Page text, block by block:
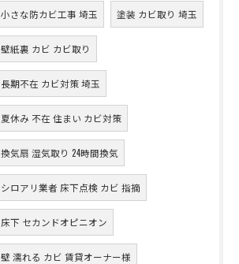
小さな防カビ工事 埼玉 塗装 カビ取り 埼玉
壁紙裏 カビ カビ取り
長期不在 カビ対策 埼玉
夏休み 不在 住まい カビ対策
換気扇 湿気取り 24時間換気
シロアリ業者 床下点検 カビ 指摘
床下 セカンドオピニオン
壁 濡れる カビ 賃貸オーナー様